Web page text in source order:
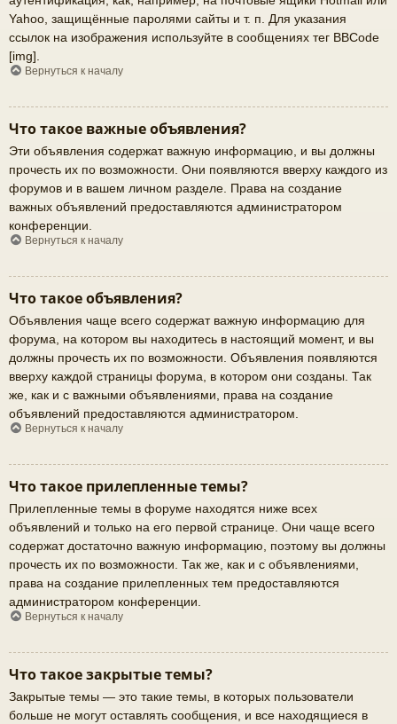
Yahoo, защищённые паролями сайты и т. п. Для указания
ссылок на изображения используйте в сообщениях тег BBCode
[img].
Вернуться к началу
Что такое важные объявления?
Эти объявления содержат важную информацию, и вы должны
прочесть их по возможности. Они появляются вверху каждого из
форумов и в вашем личном разделе. Права на создание
важных объявлений предоставляются администратором
конференции.
Вернуться к началу
Что такое объявления?
Объявления чаще всего содержат важную информацию для
форума, на котором вы находитесь в настоящий момент, и вы
должны прочесть их по возможности. Объявления появляются
вверху каждой страницы форума, в котором они созданы. Так
же, как и с важными объявлениями, права на создание
объявлений предоставляются администратором.
Вернуться к началу
Что такое прилепленные темы?
Прилепленные темы в форуме находятся ниже всех
объявлений и только на его первой странице. Они чаще всего
содержат достаточно важную информацию, поэтому вы должны
прочесть их по возможности. Так же, как и с объявлениями,
права на создание прилепленных тем предоставляются
администратором конференции.
Вернуться к началу
Что такое закрытые темы?
Закрытые темы — это такие темы, в которых пользователи
больше не могут оставлять сообщения, и все находящиеся в